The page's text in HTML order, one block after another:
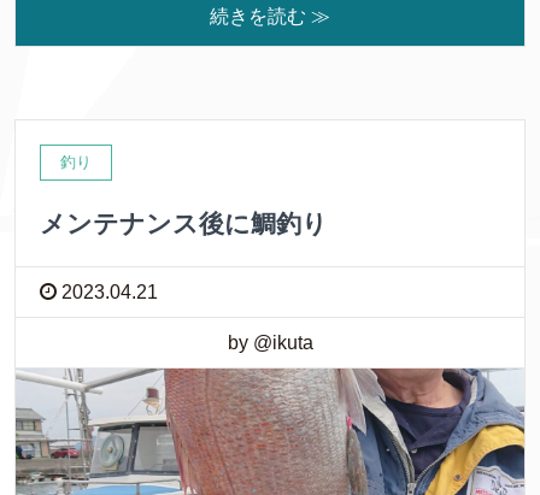
続きを読む ≫
釣り
メンテナンス後に鯛釣り
2023.04.21
by @ikuta